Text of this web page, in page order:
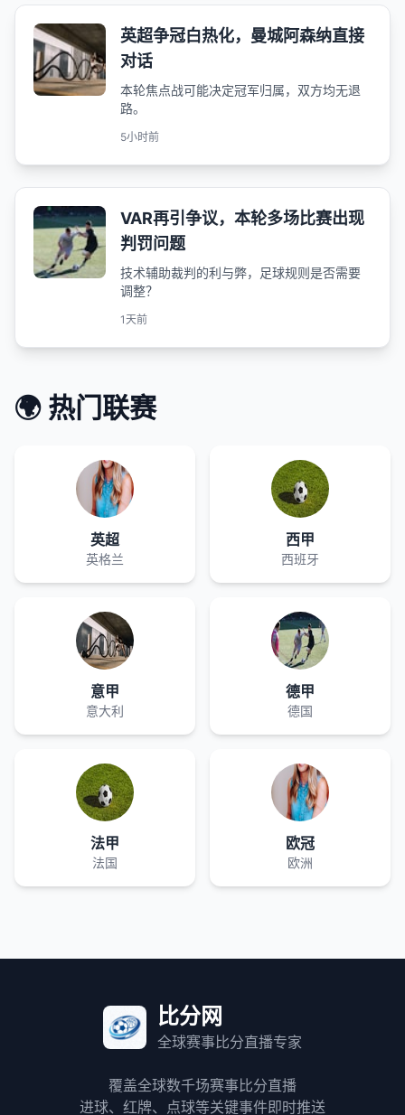
英超争冠白热化，曼城阿森纳直接
对话
本轮焦点战可能决定冠军归属，双方均无退
路。
5小时前
VAR再引争议，本轮多场比赛出现
判罚问题
技术辅助裁判的利与弊，足球规则是否需要
调整？
1天前
🌍 热门联赛
英超
英格兰
西甲
西班牙
意甲
意大利
德甲
德国
法甲
法国
欧冠
欧洲
比分网
全球赛事比分直播专家
覆盖全球数千场赛事比分直播
进球、红牌、点球等关键事件即时推送